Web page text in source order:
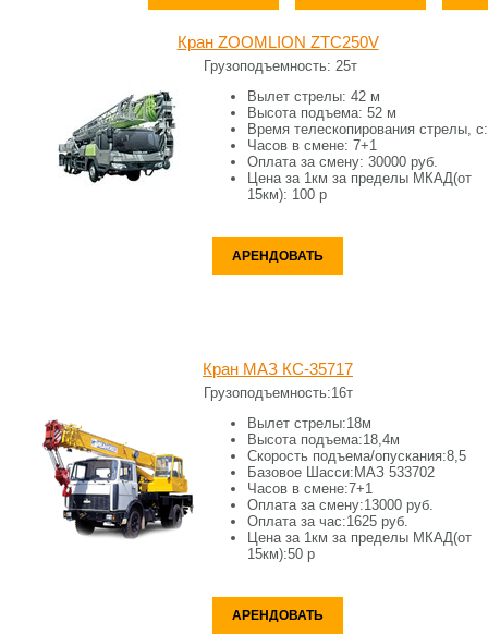
Кран ZOOMLION ZTC250V
Грузоподъемность: 25т
Вылет стрелы: 42 м
Высота подъема: 52 м
Время телескопирования стрелы,
Часов в смене: 7+1
Оплата за смену: 30000 руб.
Цена за 1км за пределы МКАД(от
15км): 100 р
АРЕНДОВАТЬ
Кран МАЗ КС-35717
Грузоподъемность:16т
Вылет стрелы:18м
Высота подъема:18,4м
Скорость подъема/опускания:8,5
Базовое Шасси: МАЗ 533702
Часов в смене:7+1
Оплата за смену:13000 руб.
Оплата за час:1625 руб.
Цена за 1км за пределы МКАД(от
15км):50 р
АРЕНДОВАТЬ